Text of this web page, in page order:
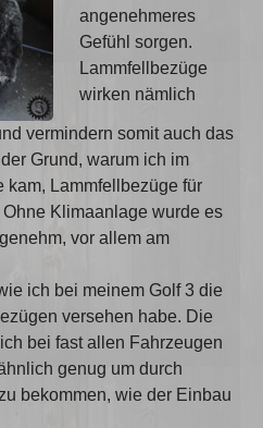
angenehmeres
Gefühl sorgen.
Lammfellbezüge
wirken nämlich
vermindern somit auch das
Grund, warum ich im
kam, Lammfellbezüge für
Klimaanlage wurde es
vor allem am
ich bei meinem Golf 3 die
versehen habe. Die
bei fast allen Fahrzeugen
genug um durch
bekommen, wie der Einbau